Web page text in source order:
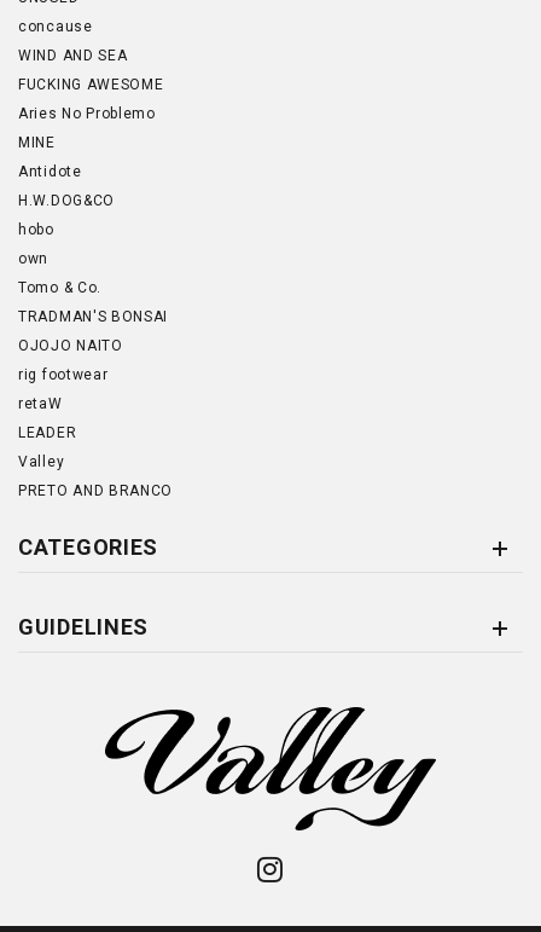
concause
WIND AND SEA
FUCKING AWESOME
Aries No Problemo
MINE
Antidote
H.W.DOG&CO
hobo
own
Tomo & Co.
TRADMAN'S BONSAI
OJOJO NAITO
rig footwear
retaW
LEADER
Valley
PRETO AND BRANCO
CATEGORIES
GUIDELINES